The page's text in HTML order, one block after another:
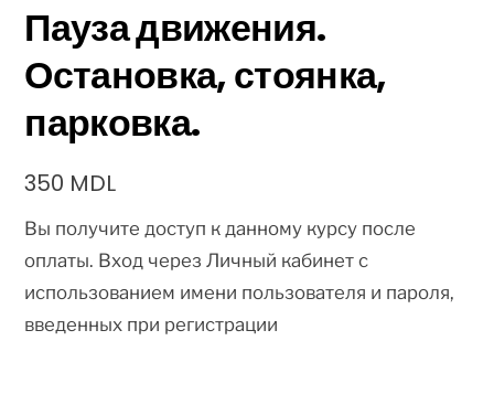
Пауза движения.
Остановка, стоянка,
парковка.
350 MDL
Вы получите доступ к данному курсу после
оплаты. Вход через Личный кабинет с
использованием имени пользователя и пароля,
введенных при регистрации